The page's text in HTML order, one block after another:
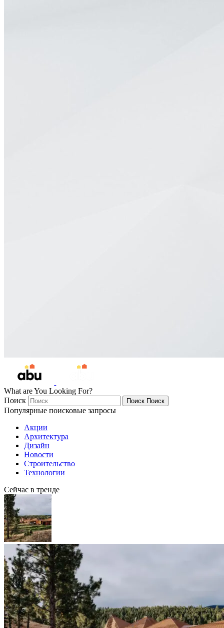
What are You Looking For?
Поиск
Поиск Поиск
Популярные поисковые запросы
Акции
Архитектура
Дизайн
Новости
Строительство
Технологии
Сейчас в тренде